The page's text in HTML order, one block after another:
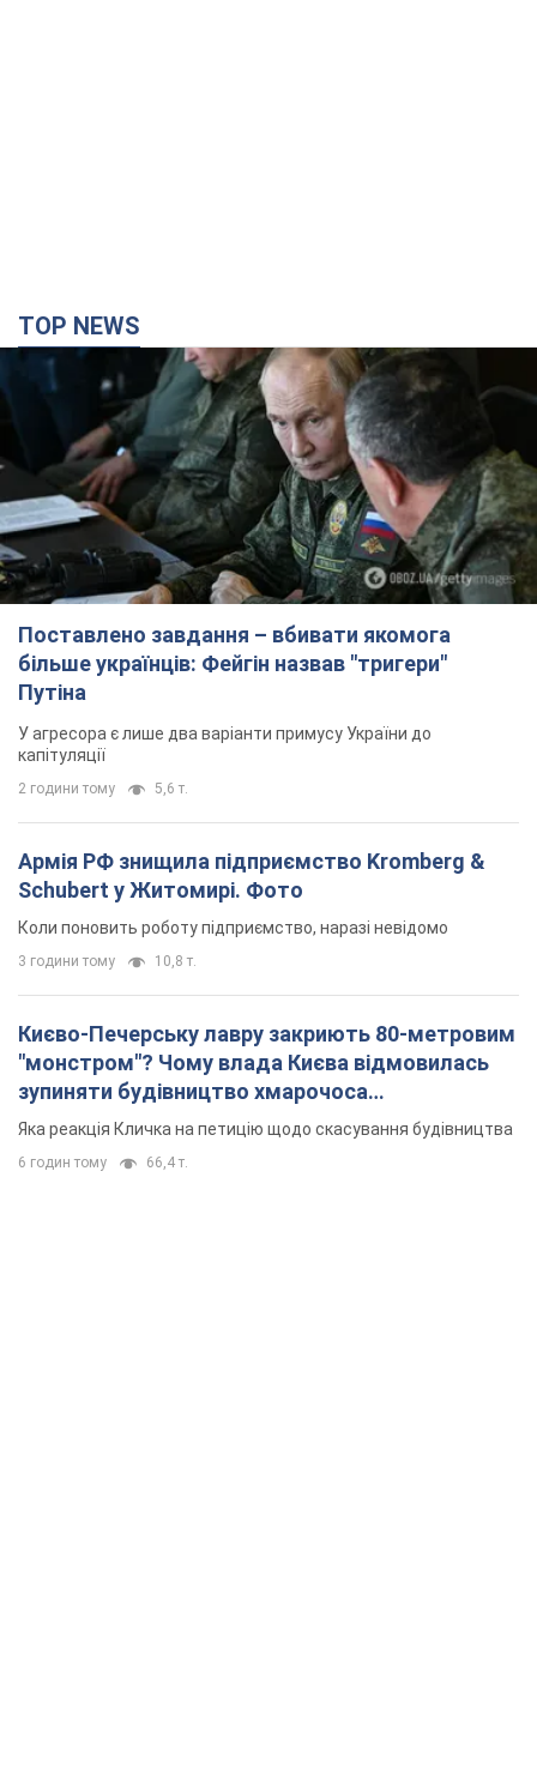
TOP NEWS
Поставлено завдання – вбивати якомога
більше українців: Фейгін назвав "тригери"
Путіна
У агресора є лише два варіанти примусу України до
капітуляції
2 години тому 5,6 т.
Армія РФ знищила підприємство Kromberg &
Schubert у Житомирі. Фото
Коли поновить роботу підприємство, наразі невідомо
3 години тому 10,8 т.
Києво-Печерську лавру закриють 80-метровим
"монстром"? Чому влада Києва відмовилась
зупиняти будівництво хмарочоса
"московського вірянина"
Яка реакція Кличка на петицію щодо скасування будівництва
6 годин тому 66,4 т.